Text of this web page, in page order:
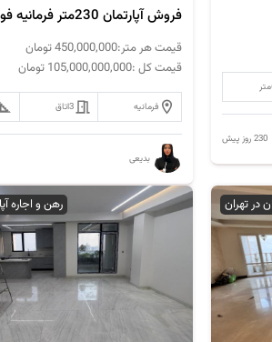
متر
230 روز پیش
فروش آپارتمان 230متر فرمانیه فول مشاعات
قیمت هر متر:450,000,000تومان
قیمت کل :105,000,000,000 تومان
فرمانیه 3اتاق
بدیعی
در تهران رهن و اجاره